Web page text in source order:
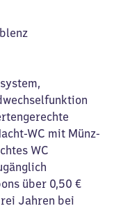
WC mit Münz-
WC
über 0,50 €
Jahren bei